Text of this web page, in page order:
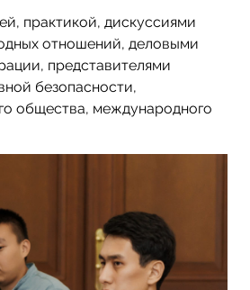
практикой, дискуссиями
отношений, деловыми
представителями
безопасности,
общества, международного